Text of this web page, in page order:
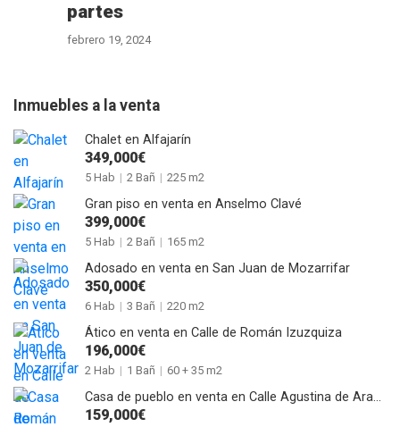
partes
febrero 19, 2024
Inmuebles a la venta
Chalet en Alfajarín
349,000€
5 Hab | 2 Bañ | 225 m2
Gran piso en venta en Anselmo Clavé
399,000€
5 Hab | 2 Bañ | 165 m2
Adosado en venta en San Juan de Mozarrifar
350,000€
6 Hab | 3 Bañ | 220 m2
Ático en venta en Calle de Román Izuzquiza
196,000€
2 Hab | 1 Bañ | 60 + 35 m2
Casa de pueblo en venta en Calle Agustina de Aragón de Alagón
159,000€